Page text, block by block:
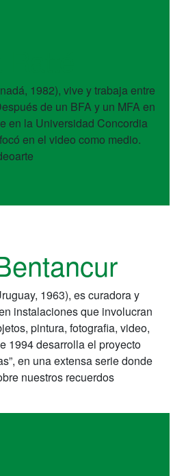
1982), vive y trabaja entre
de un BFA y un MFA en
en la Universidad Concordia
en el video como medio.
1963), es curadora y
instalaciones que involucran
pintura, fotografia, video,
1994 desarrolla el proyecto
en una extensa serie donde
nuestros recuerdos